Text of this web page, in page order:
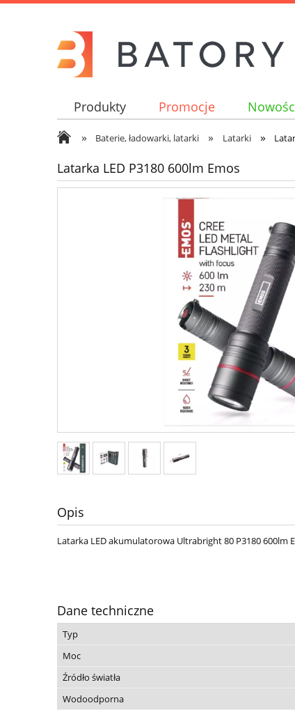
Produkty Promocje
» Baterie, ładowarki, latarki » Latarki »
Latarka LED P3180 600lm Emos
Opis
Latarka LED akumulatorowa Ultrabright 80 P3180 600lm
Dane techniczne
Typ
Moc
Źródło światła
Wodoodporna